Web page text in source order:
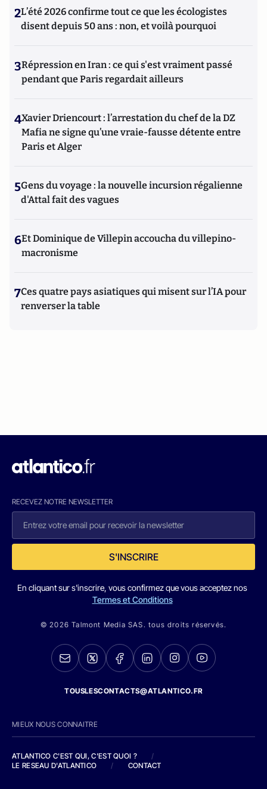
2L’été 2026 confirme tout ce que les écologistes
disent depuis 50 ans : non, et voilà pourquoi
3Répression en Iran : ce qui s'est vraiment passé
pendant que Paris regardait ailleurs
4Xavier Driencourt : l’arrestation du chef de la DZ
Mafia ne signe qu’une vraie-fausse détente entre
Paris et Alger
5Gens du voyage : la nouvelle incursion régalienne
d'Attal fait des vagues
6Et Dominique de Villepin accoucha du villepino-
macronisme
7Ces quatre pays asiatiques qui misent sur l’IA pour
renverser la table
RECEVEZ NOTRE NEWSLETTER
S'INSCRIRE
En cliquant sur s'inscrire, vous confirmez que vous acceptez nos
Termes et Conditions
© 2026 Talmont Media SAS. tous droits réservés.
TOUSLESCONTACTS@ATLANTICO.FR
MIEUX NOUS CONNAITRE
ATLANTICO C'EST QUI, C'EST QUOI ?
/
LE RESEAU D'ATLANTICO
/ CONTACT